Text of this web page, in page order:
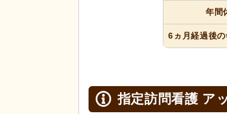
年間
6ヵ月経過後
指定訪問看護 ア